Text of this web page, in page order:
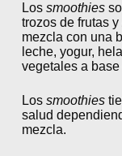
Los smoothies
trozos de frutas
mezcla con una
leche, yogur,
vegetales a
Los smoothies
salud
mezcla.